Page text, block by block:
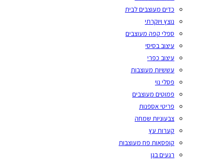
כדים מעוצבים לבית
נוצץ ויוקרתי
ספלי קפה מעוצבים
עיצוב בסיסי
עיצוב כפרי
עששיות מעוצבות
פסלי נוי
פמוטים מעוצבים
פריטי אספנות
צבעוניות שמחה
קערות עץ
קופסאות פח מעוצבות
רגעים בגן